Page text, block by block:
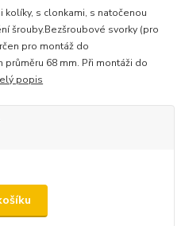
kolíky, s clonkami, s natočenou
šrouby.Bezšroubové svorky (pro
pro montáž do
68 mm. Při montáži do
popis